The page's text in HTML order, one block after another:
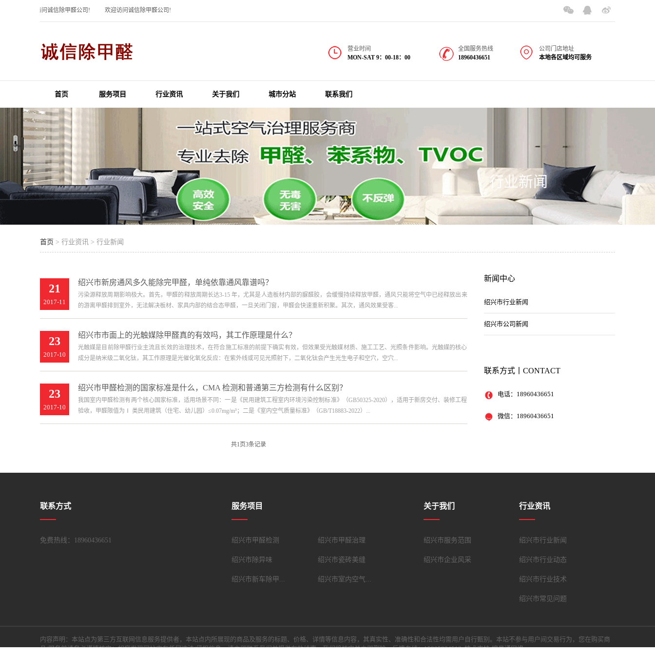
欢迎访问诚信除甲醛公司! 欢迎访问诚信除甲醛公司!
营业时间
MON-SAT 9：00-18：00
全国服务热线
18960436651
公司门店地址
本地各区域均可服务
首页 服务项目 行业资讯 关于我们 城市分站 联系我们
行业新闻
首页 > 行业资讯 > 行业新闻
21
2017-11
绍兴市新房通风多久能除完甲醛，单纯依靠通风靠谱吗？
污染源释放周期影响极大。首先，甲醛的释放周期长达3-15 年，尤其是人造板材内部的脲醛胶，会缓慢持续释放甲醛，通风只能将空气中已经释放出来
的游离甲醛排到室外，无法解决板材、家具内部的结合态甲醛，一旦关闭门窗，甲醛会快速重新积聚。其次，通风效果受客...
23
2017-10
绍兴市市面上的光触媒除甲醛真的有效吗，其工作原理是什么？
光触媒是目前除甲醛行业主流且长效的治理技术，在符合施工标准的前提下确实有效，但效果受光触媒材质、施工工艺、光照条件影响。光触媒的核心
成分是纳米级二氧化钛，其工作原理是光催化氧化反应：在紫外线或可见光照射下，二氧化钛会产生光生电子和空穴，空穴...
23
2017-10
绍兴市甲醛检测的国家标准是什么，CMA 检测和普通第三方检测有什么区别？
我国室内甲醛检测有两个核心国家标准，适用场景不同：一是《民用建筑工程室内环境污染控制标准》（GB50325-2020），适用于新房交付、装修工程
验收，甲醛限值为Ⅰ 类民用建筑（住宅、幼儿园）≤0.07mg/m³；二是《室内空气质量标准》（GB/T18883-2022）...
共1 页3条记录
新闻中心
绍兴市行业新闻
绍兴市公司新闻
联系方式丨CONTACT
电话： 18960436651
微信： 18960436651
联系方式
免费热线：18960436651
服务项目
绍兴市甲醛检测 绍兴市甲醛治理
绍兴市除异味 绍兴市瓷砖美缝
绍兴市新车除甲... 绍兴市室内空气...
关于我们
绍兴市服务范围
绍兴市企业风采
行业资讯
绍兴市行业新闻
绍兴市行业动态
绍兴市行业技术
绍兴市常见问题
内容声明：本站点为第三方互联网信息服务提供者，本站点内所展现的商品及服务的标题、价格、详情等信息内容，其真实性、准确性和合法性均需用户自行甄别。本站不参与用户间交易行为，您在购买商
品/服务前请务必谨慎核实；如您发现网站内有任何违法/侵权信息，请立即联系我们并提供有效线索，我们将核实并立即删除。反馈专线：15905924513 技术支持:搜易通网络